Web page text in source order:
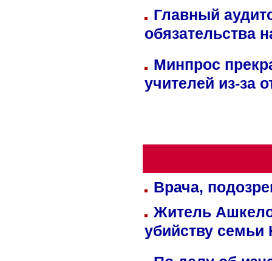
Главный
обязательства
Минпрос
учителей из-за
Врача,
Житель
убийству семьи